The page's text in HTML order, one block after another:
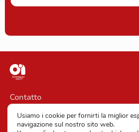
Contatto
Informazioni legali
Usiamo i cookie per fornirti la miglior
navigazione sul nostro sito web.